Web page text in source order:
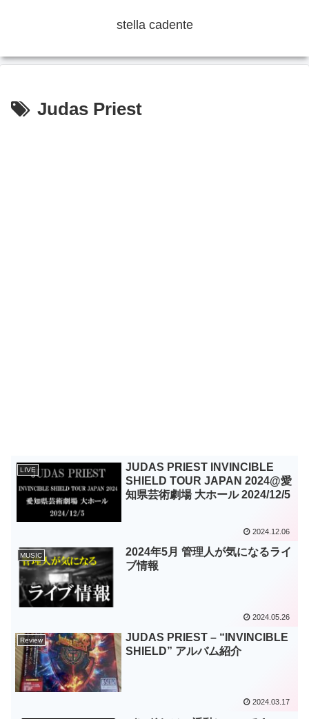
stella cadente
Judas Priest
LIVE
JUDAS PRIEST INVINCIBLE
SHIELD TOUR JAPAN 2024@愛
知県芸術劇場 大ホール 2024/12/5
2024.12.06
MUSIC
2024年5月 管理人が気になるライ
ブ情報
2024.05.26
Review
JUDAS PRIEST – “INVINCIBLE
SHIELD” アルバム紹介
2024.03.17